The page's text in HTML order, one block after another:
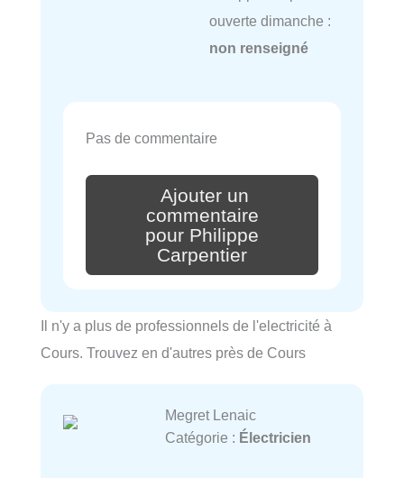
ouverte dimanche :
non renseigné
Pas de commentaire
Ajouter un
commentaire
pour Philippe
Carpentier
Il n'y a plus de professionnels de l'electricité à
Cours. Trouvez en d'autres près de Cours
Megret Lenaic
Catégorie : Électricien